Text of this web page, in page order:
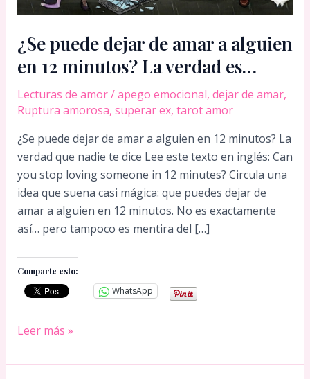
¿Se puede dejar de amar a alguien
en 12 minutos? La verdad es…
Lecturas de amor/apego emocional, dejar de amar,
Ruptura amorosa, superar ex, tarot amor
¿Se puede dejar de amar a alguien en 12 minutos? La
verdad que nadie te dice Lee este texto en inglés: Can
you stop loving someone in 12 minutes? Circula una
idea que suena casi mágica: que puedes dejar de
amar a alguien en 12 minutos. No es exactamente
así… pero tampoco es mentira del […]
Comparte esto:
WhatsApp
¿Se
dejar
Leer más »